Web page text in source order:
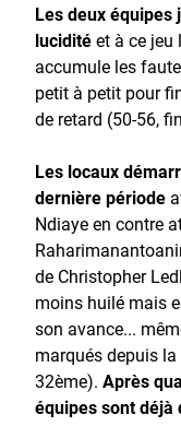
Les deux équipes
luciditéet à ce jeu
accumule les
petit à petit pour
de retard (50-56,
Les locaux
dernière période
Ndiaye en contre
de Christopher
moins huilé mais
son avance...
marqués depuis
32ème). Après
équipes sont déjà